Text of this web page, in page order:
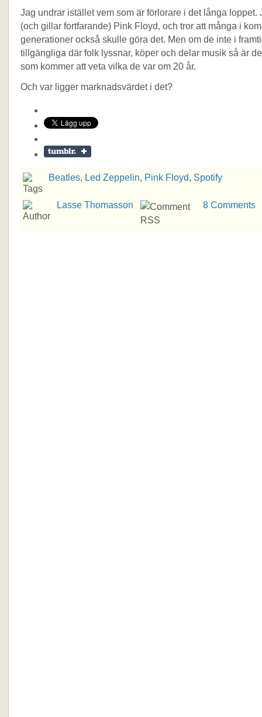
Jag undrar istället vem som är förlorare i det långa loppet.
(och gillar fortfarande) Pink Floyd, och tror att många i
generationer också skulle göra det. Men om de inte i
tillgängliga där folk lyssnar, köper och delar musik så är
som kommer att veta vilka de var om 20 år.
Och var ligger marknadsvärdet i det?
Beatles, Led Zeppelin, Pink Floyd, Spotify
Lasse Thomasson 8 Comments